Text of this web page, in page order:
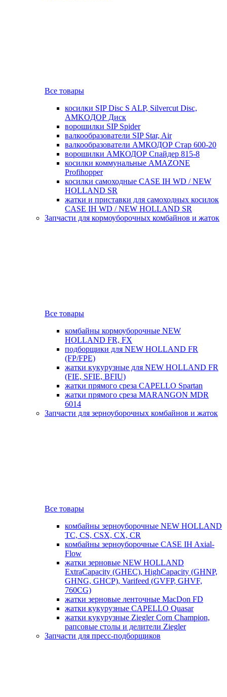
Все товары
косилки SIP Disc S ALP, Silvercut Disc,
AMKOДОР Диск
ворошилки SIP Spider
валкообразователи SIP Star, Air
валкообразователи АМКОДОР Стар 600-20
ворошилки АМКОДОР Спайдер 815-8
косилки коммунальные AMAZONE
Profihopper
косилки самоходные CASE IH WD / NEW
HOLLAND SR
жатки и приставки для самоходных косилок
CASE IH WD / NEW HOLLAND SR
Запчасти для кормоуборочных комбайнов и жаток
Все товары
комбайны кормоуборочные NEW
HOLLAND FR, FX
подборщики для NEW HOLLAND FR
(FP/FPE)
жатки кукурузные для NEW HOLLAND FR
(FIE, SFIE, BFIU)
жатки прямого среза CAPELLO Spartan
жатки прямого среза MARANGON MDR
6014
Запчасти для зерноуборочных комбайнов и жаток
Все товары
комбайны зерноуборочные NEW HOLLAND
TC, CS, CSX, CX, CR
комбайны зерноуборочные CASE IH Axial-
Flow
жатки зерновые NEW HOLLAND
ExtraCapacity (GHEC), HighCapacity (GHNP,
GHNG, GHCP), Varifeed (GVFP, GHVF,
760CG)
жатки зерновые ленточные MacDon FD
жатки кукурузные CAPELLO Quasar
жатки кукурузные Ziegler Corn Champion,
рапсовые столы и делители Ziegler
Запчасти для пресс-подборщиков